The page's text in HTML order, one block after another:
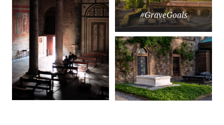
#GraveGoals